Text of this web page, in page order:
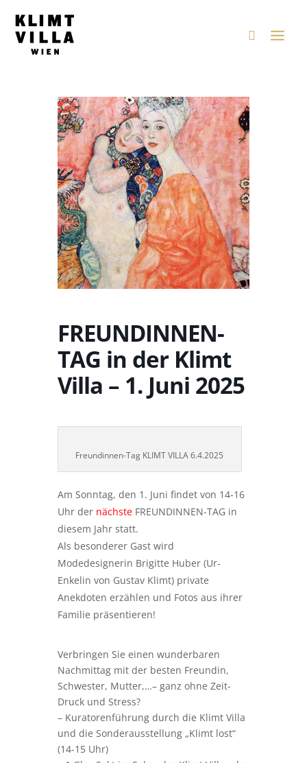
FREUNDINNEN-
TAG in der Klimt
Villa – 1. Juni 2025
Freundinnen-Tag KLIMT VILLA 6.4.2025
Am Sonntag, den 1. Juni findet von 14-16
Uhr der nächste FREUNDINNEN-TAG in
diesem Jahr statt.
Als besonderer Gast wird
Modedesignerin Brigitte Huber (Ur-
Enkelin von Gustav Klimt) private
Anekdoten erzählen und Fotos aus ihrer
Familie präsentieren!
Verbringen Sie einen wunderbaren
Nachmittag mit der besten Freundin,
Schwester, Mutter,…– ganz ohne Zeit-
Druck und Stress?
– Kuratorenführung durch die Klimt Villa
und die Sonderausstellung „Klimt lost“
(14-15 Uhr)